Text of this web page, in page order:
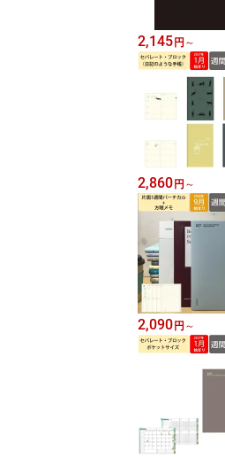
2,145 円 ～
2,860 円 ～
2,090 円 ～